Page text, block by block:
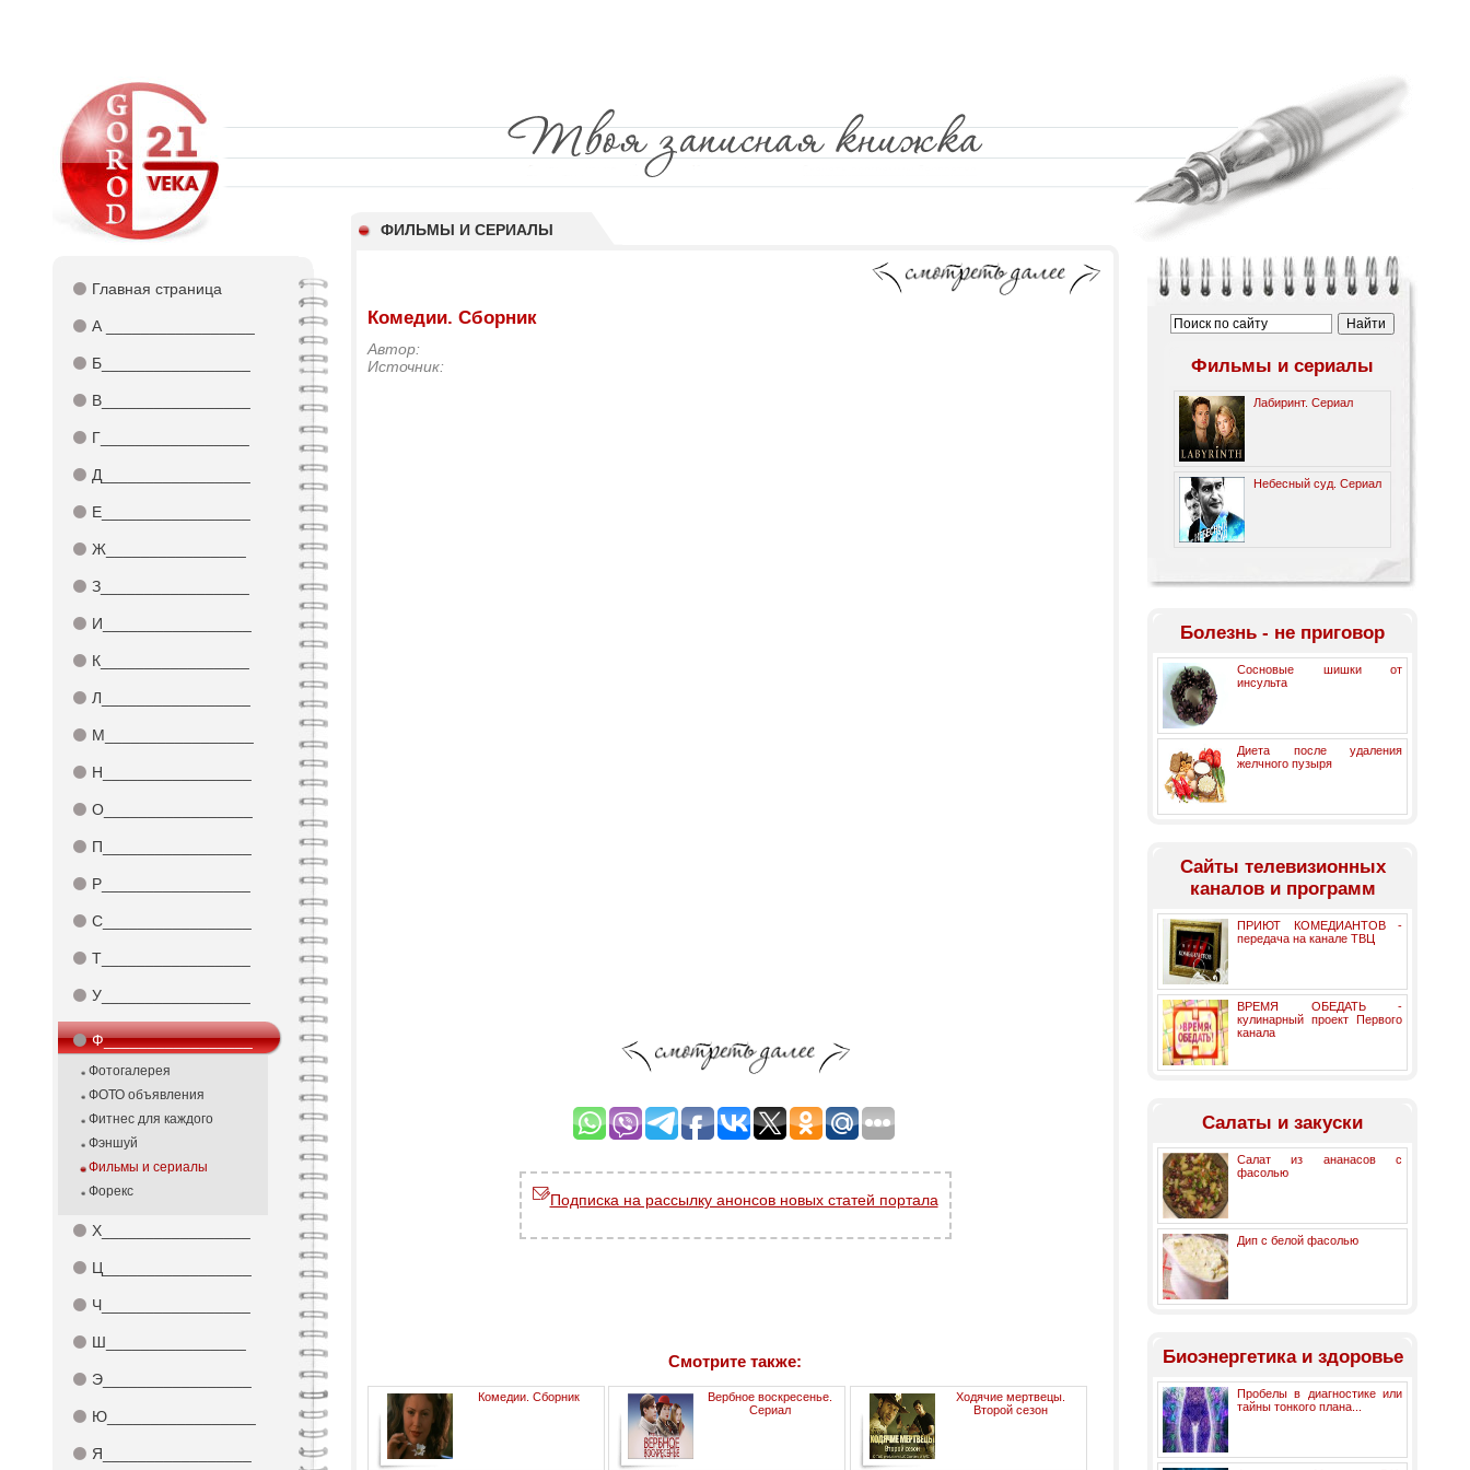
ФИЛЬМЫ И СЕРИАЛЫ
⚫ Главная страница
⚫ А _________________
⚫ Б_________________
⚫ В_________________
⚫ Г_________________
⚫ Д_________________
⚫ Е_________________
⚫ Ж________________
⚫ З_________________
⚫ И_________________
⚫ К_________________
⚫ Л_________________
⚫ М_________________
⚫ Н_________________
⚫ О_________________
⚫ П_________________
⚫ Р_________________
⚫ С_________________
⚫ Т_________________
⚫ У_________________
⚫Ф_________________
Фотогалерея
ФОТО объявления
Фитнес для каждого
Фэншуй
Фильмы и сериалы
Форекс
⚫ Х_________________
⚫ Ц_________________
⚫ Ч_________________
⚫ Ш________________
⚫ Э_________________
⚫ Ю_________________
⚫ Я_________________
Комедии. Сборник
Автор:
Источник:
Подписка на рассылку анонсов новых статей портала
Смотрите также:
Комедии. Сборник
Вербное воскресенье.
Сериал
Ходячие мертвецы.
Второй сезон
Фильмы и сериалы
Лабиринт. Сериал
Небесный суд. Сериал
Болезнь - не приговор
Сосновые шишки от
инсульта
Диета после удаления
желчного пузыря
Cайты телевизионных
каналов и программ
ПРИЮТ КОМЕДИАНТОВ -
передача на канале ТВЦ
ВРЕМЯ ОБЕДАТЬ -
кулинарный проект Первого
канала
Салаты и закуски
Салат из ананасов с
фасолью
Дип с белой фасолью
Биоэнергетика и здоровье
Пробелы в диагностике или
тайны тонкого плана...